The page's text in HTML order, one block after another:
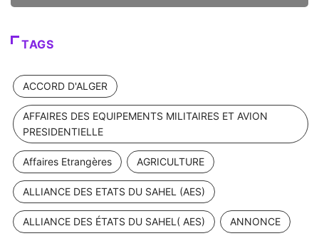
TAGS
ACCORD D'ALGER
AFFAIRES DES EQUIPEMENTS MILITAIRES ET AVION
PRESIDENTIELLE
Affaires Etrangères AGRICULTURE
ALLIANCE DES ETATS DU SAHEL (AES)
ALLIANCE DES ÉTATS DU SAHEL( AES) ANNONCE